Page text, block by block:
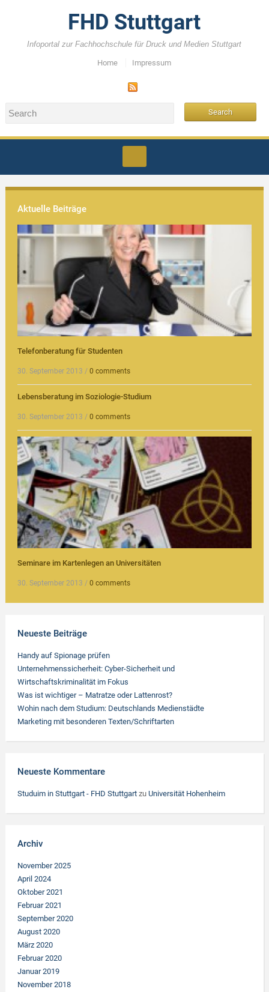
FHD Stuttgart
Infoportal zur Fachhochschule für Druck und Medien Stuttgart
Home Impressum
Aktuelle Beiträge
Telefonberatung für Studenten
30. September 2013 / 0 comments
Lebensberatung im Soziologie-Studium
30. September 2013 / 0 comments
Seminare im Kartenlegen an Universitäten
30. September 2013 / 0 comments
Neueste Beiträge
Handy auf Spionage prüfen
Unternehmenssicherheit: Cyber-Sicherheit und
Wirtschaftskriminalität im Fokus
Was ist wichtiger – Matratze oder Lattenrost?
Wohin nach dem Studium: Deutschlands Medienstädte
Marketing mit besonderen Texten/Schriftarten
Neueste Kommentare
Studuim in Stuttgart - FHD Stuttgartzu Universität Hohenheim
Archiv
November 2025
April 2024
Oktober 2021
Februar 2021
September 2020
August 2020
März 2020
Februar 2020
Januar 2019
November 2018